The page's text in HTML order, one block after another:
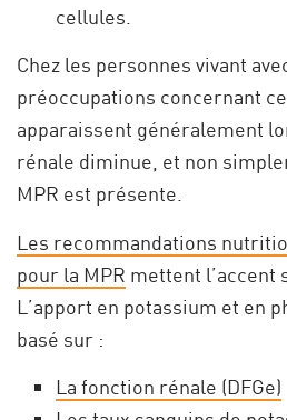
cellules.
Chez les personnes vivant
préoccupations concernant
apparaissent généralement
rénale diminue, et non
MPR est présente.
Les recommandations
pour la MPR mettent l’accent
L’apport en potassium et en
basé sur :
La fonction rénale (DFGe)